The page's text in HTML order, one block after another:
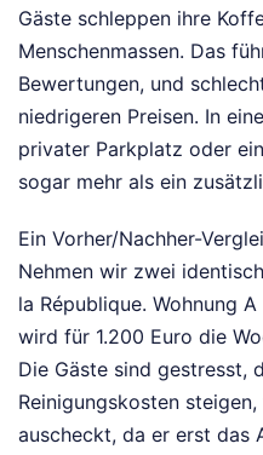
Gäste schleppen ihre
Menschenmassen. Das
Bewertungen, und
niedrigeren Preisen. In
privater Parkplatz oder
sogar mehr als ein
Ein Vorher/Nachher-
Nehmen wir zwei
la République. Wohnung
wird für 1.200 Euro die
Die Gäste sind gestresst,
Reinigungskosten
auscheckt, da er erst das